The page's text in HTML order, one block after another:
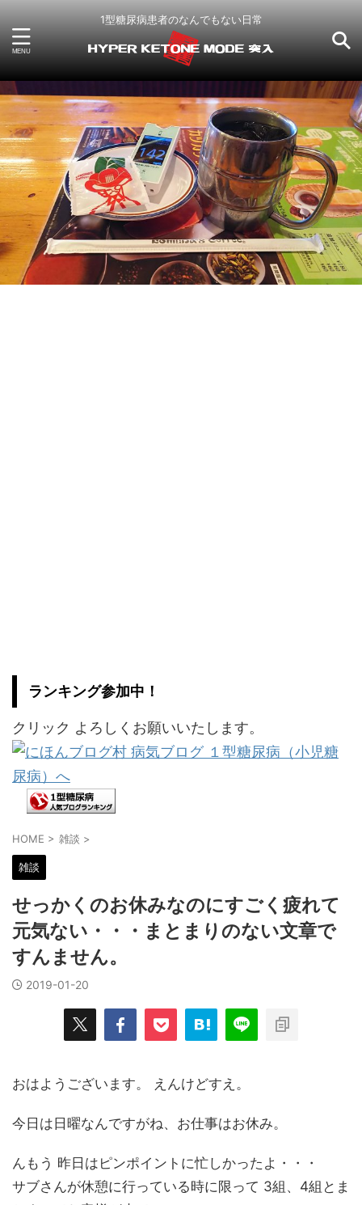
1型糖尿病患者のなんでもない日常
ランキング参加中！
クリック よろしくお願いいたします。
HOME > 雑談 >
雑談
せっかくのお休みなのにすごく疲れて
元気ない・・・まとまりのない文章で
すんません。
2019-01-20
おはようございます。 えんけどすえ。
今日は日曜なんですがね、お仕事はお休み。
んもう 昨日はピンポイントに忙しかったよ・・・
サブさんが休憩に行っている時に限って 3組、4組とま